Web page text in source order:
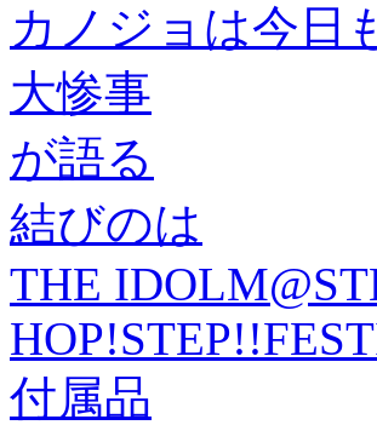
カノジョは今日
大惨事
が語る
結びのは
THE
付属品